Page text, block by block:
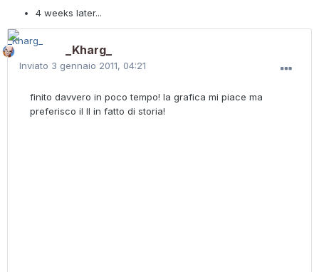
4 weeks later...
_Kharg_
Inviato 3 gennaio 2011, 04:21
finito davvero in poco tempo! la grafica mi piace ma
preferisco il II in fatto di storia!